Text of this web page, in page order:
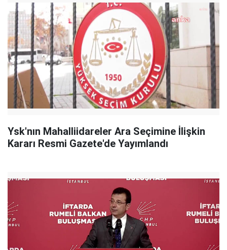
Ysk'nın Mahalliidareler Ara Seçimine İlişkin
Kararı Resmi Gazete'de Yayımlandı